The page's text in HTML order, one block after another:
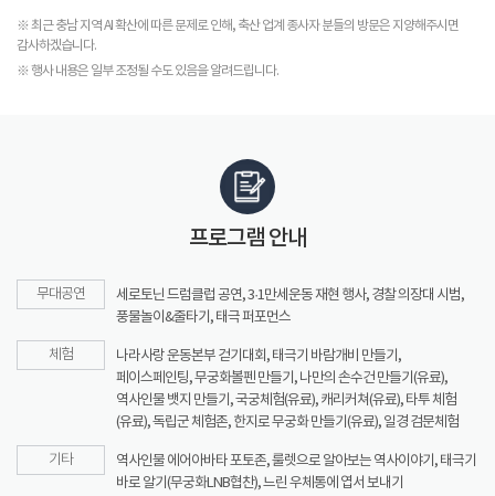
※ 최근 충남 지역 AI 확산에 따른 문제로 인해, 축산 업계 종사자 분들의 방문은 지양해주시면
감사하겠습니다.
※ 행사 내용은 일부 조정될 수도 있음을 알려드립니다.
프로그램 안내
무대공연
세로토닌 드럼클럽 공연, 3·1만세운동 재현 행사, 경찰 의장대 시범,
풍물놀이&줄타기, 태극 퍼포먼스
체험
나라사랑 운동본부 걷기대회, 태극기 바람개비 만들기,
페이스페인팅, 무궁화볼펜 만들기, 나만의 손수건 만들기(유료),
역사인물 뱃지 만들기, 국궁체험(유료), 캐리커쳐(유료), 타투 체험
(유료), 독립군 체험존, 한지로 무궁화 만들기(유료), 일경 검문체험
기타
역사인물 에어아바타 포토존, 룰렛으로 알아보는 역사이야기, 태극기
바로 알기(무궁화LNB협찬), 느린 우체통에 엽서 보내기